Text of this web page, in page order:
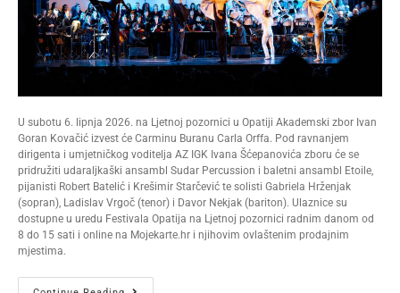
U subotu 6. lipnja 2026. na Ljetnoj pozornici u Opatiji Akademski zbor Ivan
Goran Kovačić izvest će Carminu Buranu Carla Orffa. Pod ravnanjem
dirigenta i umjetničkog voditelja AZ IGK Ivana Šćepanovića zboru će se
pridružiti udaraljkaški ansambl Sudar Percussion i baletni ansambl Etoile,
pijanisti Robert Batelić i Krešimir Starčević te solisti Gabriela Hrženjak
(sopran), Ladislav Vrgoč (tenor) i Davor Nekjak (bariton). Ulaznice su
dostupne u uredu Festivala Opatija na Ljetnoj pozornici radnim danom od
8 do 15 sati i online na Mojekarte.hr i njihovim ovlaštenim prodajnim
mjestima.